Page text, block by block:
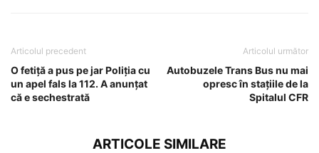
Articolul precedent
O fetiță a pus pe jar Poliția cu
un apel fals la 112. A anunțat
că e sechestrată
Articolul următor
Autobuzele Trans Bus nu mai
opresc în stațiile de la
Spitalul CFR
ARTICOLE SIMILARE